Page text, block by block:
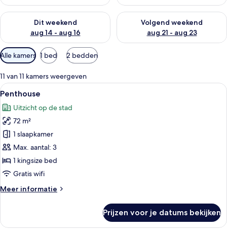
Dit weekend
aug 14 - aug 16
De beschikbaarheid controleren voor dit weekend aug 14 -
Volgend weekend
aug 21 - aug 23
De beschikbaarheid
Beschikbare
filters
voor
kamers
Alle kamers 1 bed 2 bedden
11 van 11 kamers weergeven
Alle
foto's
voor
Penthouse
laden
Een hotelkamer met een flatscreen
5
Penthouse
Uitzicht op de stad
72 m²
1 slaapkamer
Max. aantal: 3
1 kingsize bed
Gratis wifi
Meer informatie
Meer
Prijzen voor je datums bekijken